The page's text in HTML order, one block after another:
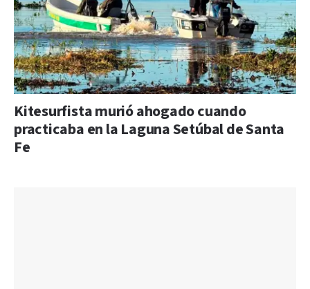
Kitesurfista murió ahogado cuando
practicaba en la Laguna Setúbal de Santa
Fe